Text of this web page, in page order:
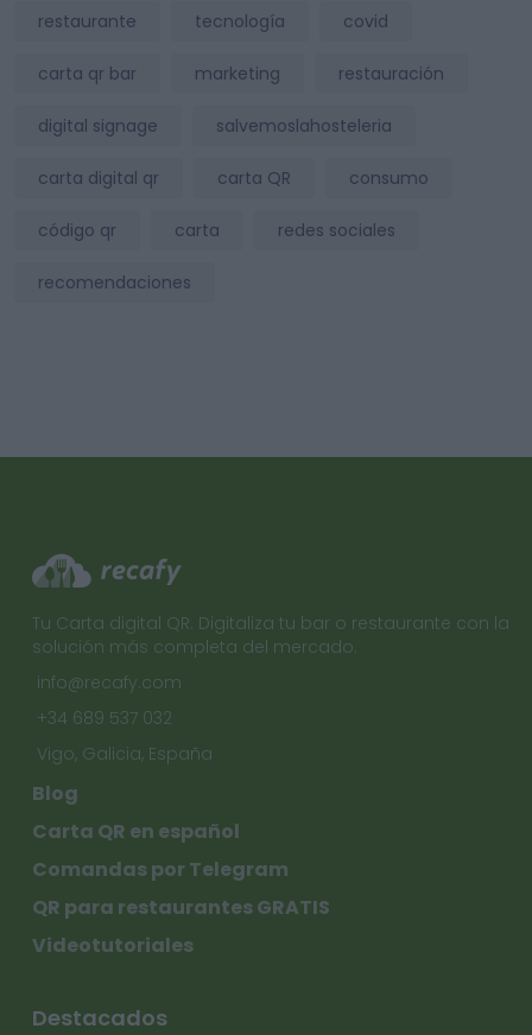
restaurante tecnología covid
carta qr bar marketing restauración
digital signage salvemoslahosteleria
carta digital qr carta QR consumo
código qr carta redes sociales
recomendaciones
Tu Carta digital QR. Digitaliza tu bar o restaurante con la
solución más completa del mercado.
info@recafy.com
+34 689 537 032
Vigo, Galicia, España
Blog
Carta QR en español
Comandas por Telegram
QR para restaurantes GRATIS
Videotutoriales
Destacados